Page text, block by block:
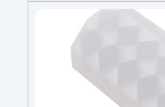
ręcznej: Tworzenie
profesjonalne kołki
wiórowej
nieprzywierająca, łatwa
Wymiary formy:
czyszczenia nie należy